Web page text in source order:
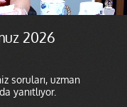
2026
soruları, uzman
yanıtlıyor.